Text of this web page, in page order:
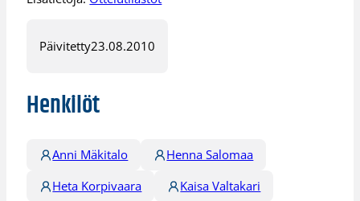
Päivitetty23.08.2010
Henkilöt
Anni Mäkitalo
Henna Salomaa
Heta Korpivaara
Kaisa Valtakari